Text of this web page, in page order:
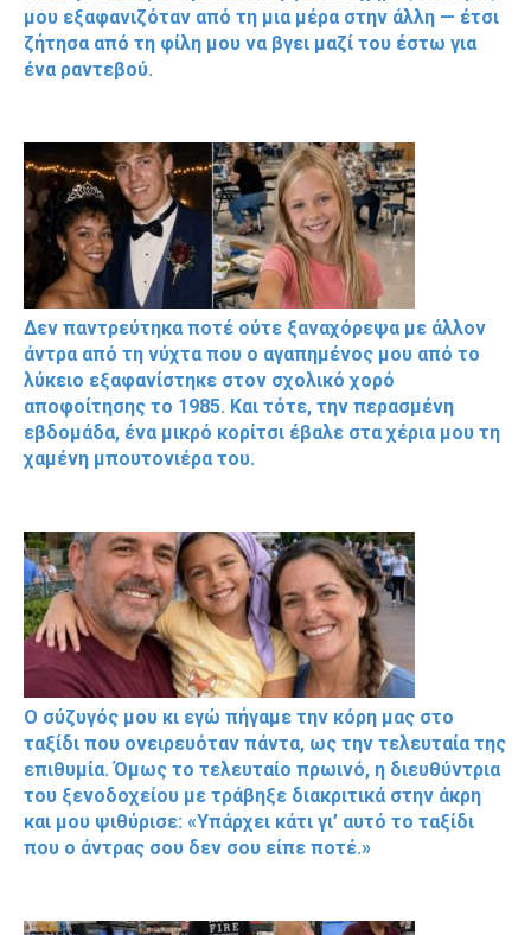
μου εξαφανιζόταν από τη μια μέρα στην άλλη — έτσι
ζήτησα από τη φίλη μου να βγει μαζί του έστω για
ένα ραντεβού.
Δεν παντρεύτηκα ποτέ ούτε ξαναχόρεψα με άλλον
άντρα από τη νύχτα που ο αγαπημένος μου από το
λύκειο εξαφανίστηκε στον σχολικό χορό
αποφοίτησης το 1985. Και τότε, την περασμένη
εβδομάδα, ένα μικρό κορίτσι έβαλε στα χέρια μου τη
χαμένη μπουτονιέρα του.
Ο σύζυγός μου κι εγώ πήγαμε την κόρη μας στο
ταξίδι που ονειρευόταν πάντα, ως την τελευταία της
επιθυμία. Όμως το τελευταίο πρωινό, η διευθύντρια
του ξενοδοχείου με τράβηξε διακριτικά στην άκρη
και μου ψιθύρισε: «Υπάρχει κάτι γι’ αυτό το ταξίδι
που ο άντρας σου δεν σου είπε ποτέ.»